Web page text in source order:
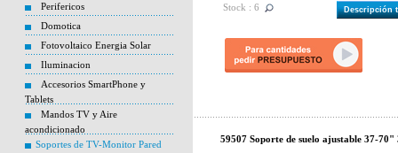
Perifericos
Domotica
Fotovoltaico Energia Solar
Iluminacion
Accesorios SmartPhone y
Tablets
Mandos TV y Aire
acondicionado
Soportes de TV-Monitor Pared
Stock : 6 Descripción
59507 Soporte de suelo ajustable 37-